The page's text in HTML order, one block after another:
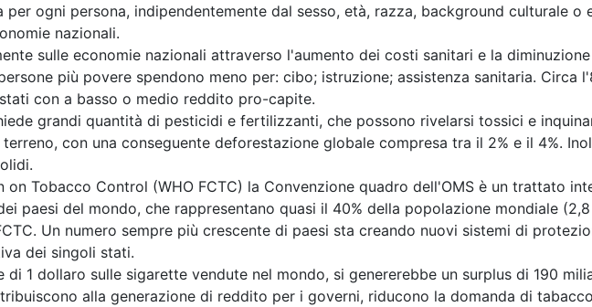
per ogni persona, indipendentemente dal sesso, età, razza, background culturale
nazionali.
sulle economie nazionali attraverso l'aumento dei costi sanitari e la
più povere spendono meno per: cibo; istruzione; assistenza sanitaria. Circa
con a basso o medio reddito pro-capite.
grandi quantità di pesticidi e fertilizzanti, che possono rivelarsi tossici e
con una conseguente deforestazione globale compresa tra il 2% e il 4%.
on Tobacco Control (WHO FCTC) la Convenzione quadro dell'OMS è un trattato
paesi del mondo, che rappresentano quasi il 40% della popolazione mondiale
Un numero sempre più crescente di paesi sta creando nuovi sistemi di
dei singoli stati.
di 1 dollaro sulle sigarette vendute nel mondo, si genererebbe un surplus di 190
alla generazione di reddito per i governi, riducono la domanda di